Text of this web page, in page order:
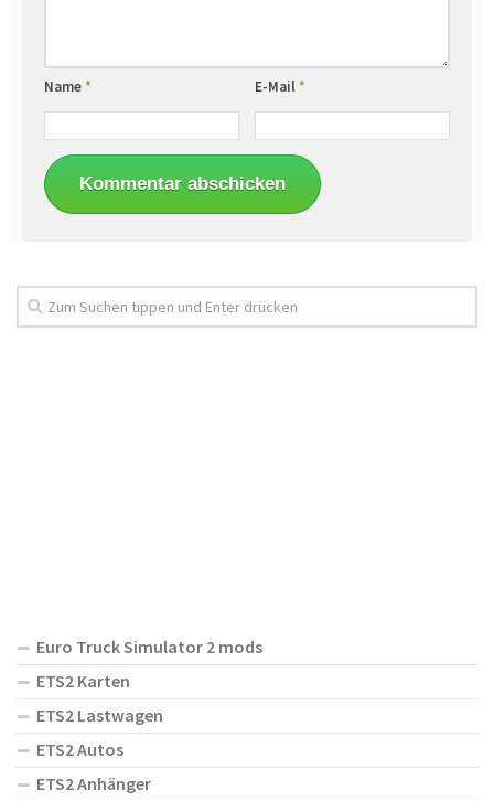
Name* E-Mail*
Euro Truck Simulator 2 mods
ETS2 Karten
ETS2 Lastwagen
ETS2 Autos
ETS2 Anhänger